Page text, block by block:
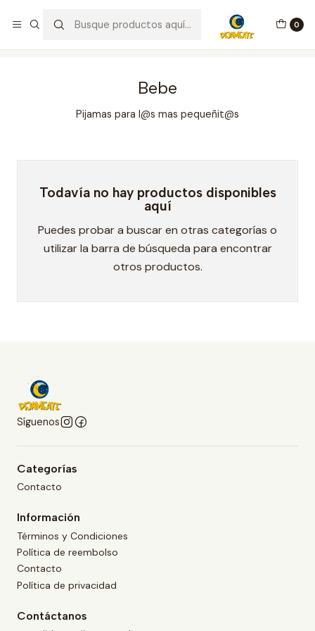
0
Bebe
Bebe
Pijamas para l@s mas pequeñit@s
Todavía no hay productos disponibles
aquí
Puedes probar a buscar en otras categorías o
utilizar la barra de búsqueda para encontrar
otros productos.
Síguenos
Categorías
Contacto
Información
Términos y Condiciones
Política de reembolso
Contacto
Política de privacidad
Contáctanos